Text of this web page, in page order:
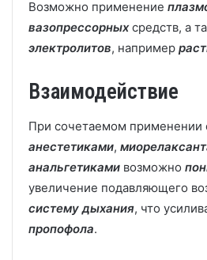
Возможно применение
вазопрессорных средств, а
электролитов, например
Взаимодействие
При сочетаемом применении
анестетиками,
анальгетиками возможно
увеличение подавляющего
систему дыхания, что
пропофола.